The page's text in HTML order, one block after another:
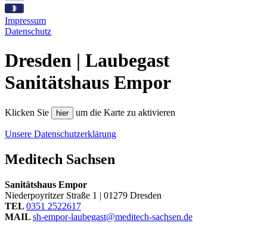
Impressum
Datenschutz
Dresden | Laubegast
Sanitätshaus Empor
Klicken Sie hier um die Karte zu aktivieren
Unsere Datenschutzerklärung
Meditech Sachsen
Sanitätshaus Empor
Niederpoyritzer Straße 1 | 01279 Dresden
TEL 0351 2522617
MAIL sh-empor-laubegast@meditech-sachsen.de